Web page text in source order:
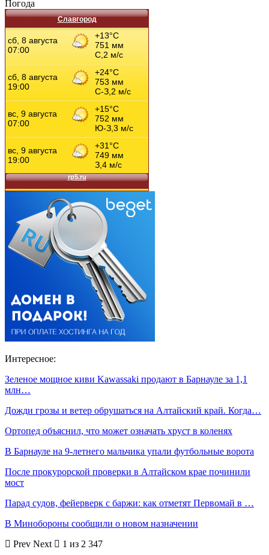
Погода
Славгород
Интересное:
Зеленое мощное киви Kawassaki продают в Барнауле за 1,1
млн…
Дожди грозы и ветер обрушаться на Алтайский край. Когда…
Ортопед объяснил, что может означать хруст в коленях
В Барнауле на 9-летнего мальчика упали футбольные ворота
После прокурорской проверки в Алтайском крае починили
мост
Парад судов, фейерверк с баржи: как отметят Первомай в …
В Минобороны сообщили о новом назначении
Prev Next
1 из 2 347